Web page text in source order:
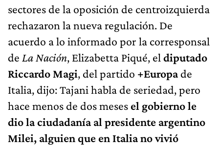
sectores de la oposición de centroizquierda
rechazaron la nueva regulación. De
acuerdo a lo informado por la corresponsal
de La Nación, Elizabetta Piqué, el diputado
Riccardo Magi, del partido +Europade
Italia, dijo: Tajani habla de seriedad, pero
hace menos de dos meses el gobierno le
dio la ciudadanía al presidente argentino
Milei, alguien que en Italia no vivió